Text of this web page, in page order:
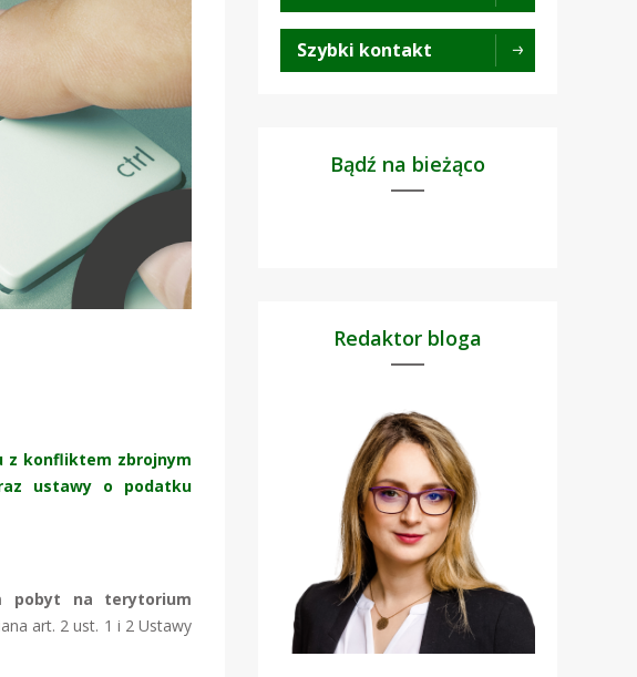
z konfliktem zbrojnym
ustawy o podatku
pobyt na terytorium
art. 2 ust. 1 i 2 Ustawy
Szybki kontakt
Bądź na bieżąco
Redaktor bloga